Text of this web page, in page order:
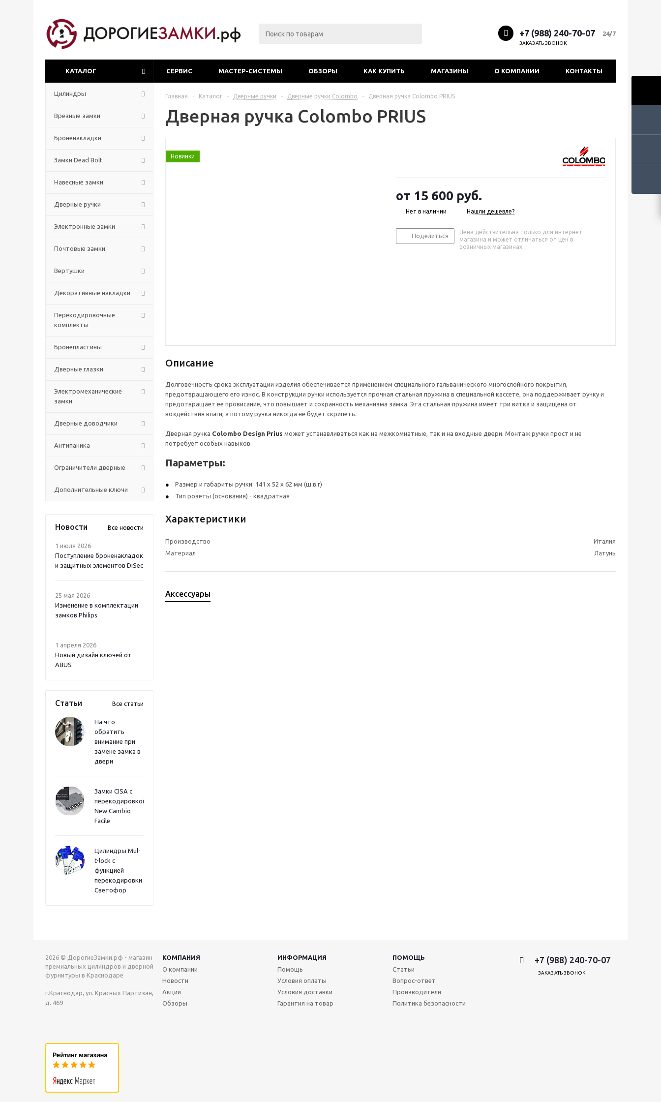
+7 (988) 240-70-07 24/7
ЗАКАЗАТЬ ЗВОНОК
КАТАЛОГ СЕРВИС МАСТЕР-СИСТЕМЫ ОБЗОРЫ КАК КУПИТЬ МАГАЗИНЫ О КОМПАНИИ КОНТАКТЫ
Цилиндры
Врезные замки
Броненакладки
Замки Dead Bolt
Навесные замки
Дверные ручки
Электронные замки
Почтовые замки
Вертушки
Декоративные накладки
Перекодировочные
комплекты
Бронепластины
Дверные глазки
Электромеханические
замки
Дверные доводчики
Антипаника
Ограничители дверные
Дополнительные ключи
Новости Все новости
1 июля 2026
Поступление броненакладок
и защитных элементов DiSec
25 мая 2026
Изменение в комплектации
замков Philips
1 апреля 2026
Новый дизайн ключей от
ABUS
Статьи Все статьи
На что
обратить
внимание при
замене замка в
двери
Замки CISA с
перекодировкой
New Cambio
Facile
Цилиндры Mul-
t-lock с
функцией
перекодировки
Светофор
Главная - Каталог - Дверные ручки - Дверные ручки Colombo - Дверная ручка Colombo PRIUS
Дверная ручка Colombo PRIUS
Новинки
от 15 600 руб.
Нет в наличии Нашли дешевле?
Поделиться
Цена действительна только для интернет-
магазина и может отличаться от цен в
розничных магазинах
Описание
Долговечность срока эксплуатации изделия обеспечивается применением специального гальванического многослойного покрытия,
предотвращающего его износ. В конструкции ручки используется прочная стальная пружина в специальной кассете, она поддерживает ручку и
предотвращает ее провисание, что повышает и сохранность механизма замка. Эта стальная пружина имеет три витка и защищена от
воздействия влаги, а потому ручка никогда не будет скрипеть.
Дверная ручка Colombo Design Prius может устанавливаться как на межкомнатные, так и на входные двери. Монтаж ручки прост и не
потребует особых навыков.
Параметры:
Размер и габариты ручки: 141 х 52 х 62 мм (ш.в.г)
Тип розеты (основания) - квадратная
Характеристики
Производство
Италия
Материал
Латунь
Аксессуары
2026 © ДорогиеЗамки.рф - магазин
премиальных цилиндров и дверной
фурнитуры в Краснодаре
г.Краснодар, ул. Красных Партизан,
д. 469
КОМПАНИЯ ИНФОРМАЦИЯ
ПОМОЩЬ
О компании
Новости
Акции
Обзоры
Помощь
Условия оплаты
Условия доставки
Гарантия на товар
Статьи
Вопрос-ответ
Производители
Политика безопасности
+7 (988) 240-70-07
ЗАКАЗАТЬ ЗВОНОК